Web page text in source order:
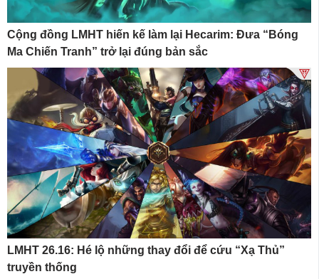
Cộng đồng LMHT hiến kế làm lại Hecarim: Đưa “Bóng
Ma Chiến Tranh” trở lại đúng bản sắc
LMHT 26.16: Hé lộ những thay đổi để cứu “Xạ Thủ”
truyền thống